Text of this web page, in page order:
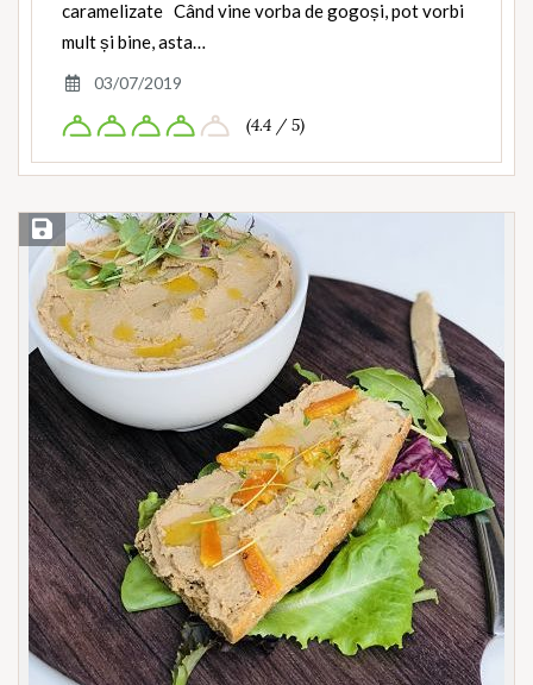
caramelizate Când vine vorba de gogoși, pot vorbi
mult și bine, asta…
03/07/2019
(4.4 / 5)
Save Recipe